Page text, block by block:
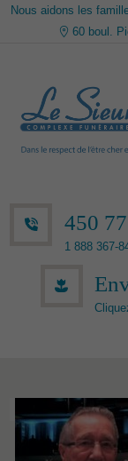
Nous aidons les
60 boul.
450
1 888 367-